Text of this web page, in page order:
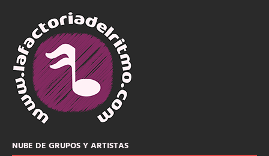
NUBE DE GRUPOS Y ARTISTAS